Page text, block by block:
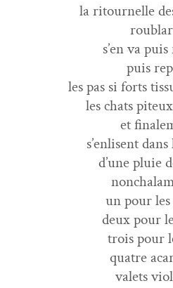
la ritour­nelle
s’en va
puis
les pas si forts
les chats
et
s’enlisent
d’une pluie
un pour
deux pour
trois pour
qua­tre
valets